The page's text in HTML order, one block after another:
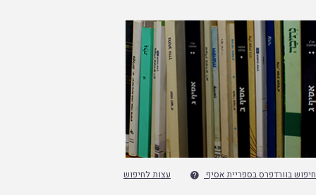
חיפוש בוורדפרס בספריית אסיף  עצות לחיפוש